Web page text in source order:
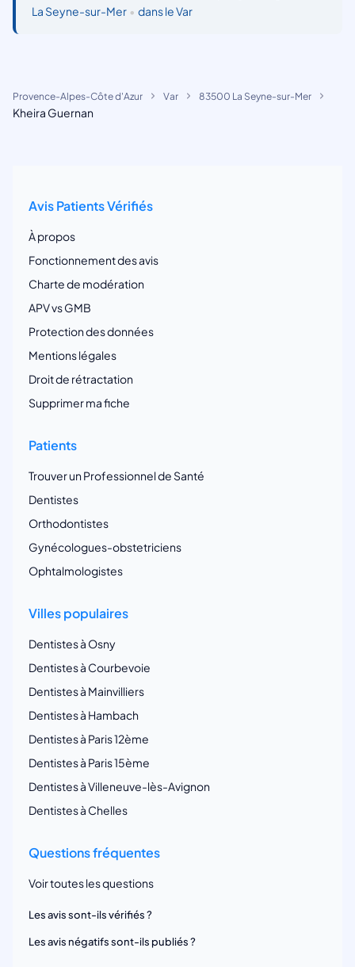
La Seyne-sur-Mer • dans le Var
Provence-Alpes-Côte d'Azur Var 83500 La Seyne-sur-Mer
Kheira Guernan
Avis Patients Vérifiés
À propos
Fonctionnement des avis
Charte de modération
APV vs GMB
Protection des données
Mentions légales
Droit de rétractation
Supprimer ma fiche
Patients
Trouver un Professionnel de Santé
Dentistes
Orthodontistes
Gynécologues-obstetriciens
Ophtalmologistes
Villes populaires
Dentistes à Osny
Dentistes à Courbevoie
Dentistes à Mainvilliers
Dentistes à Hambach
Dentistes à Paris 12ème
Dentistes à Paris 15ème
Dentistes à Villeneuve-lès-Avignon
Dentistes à Chelles
Questions fréquentes
Voir toutes les questions
Les avis sont-ils vérifiés ?
Les avis négatifs sont-ils publiés ?